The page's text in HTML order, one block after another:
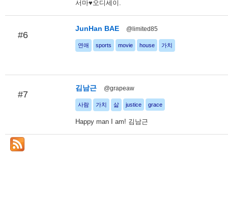
서마♥오디세이.
#6
JunHan BAE @limited85
연애 sports movie house 가치
#7
김남근 @grapeaw
사람 가치 삶 justice grace
Happy man I am! 김남근